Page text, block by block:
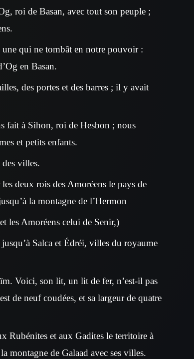
roi de Basan, avec tout son peuple ;
une qui ne tombât en notre pouvoir :
en Basan.
des portes et des barres ; il y avait
fait à Sihon, roi de Hesbon ; nous
et petits enfants.
villes.
deux rois des Amoréens le pays de
la montagne de l’Hermon
les Amoréens celui de Senir,)
Salca et Édréi, villes du royaume
Voici, son lit, un lit de fer, n’est-il pas
de neuf coudées, et sa largeur de quatre
Rubénites et aux Gadites le territoire à
montagne de Galaad avec ses villes.